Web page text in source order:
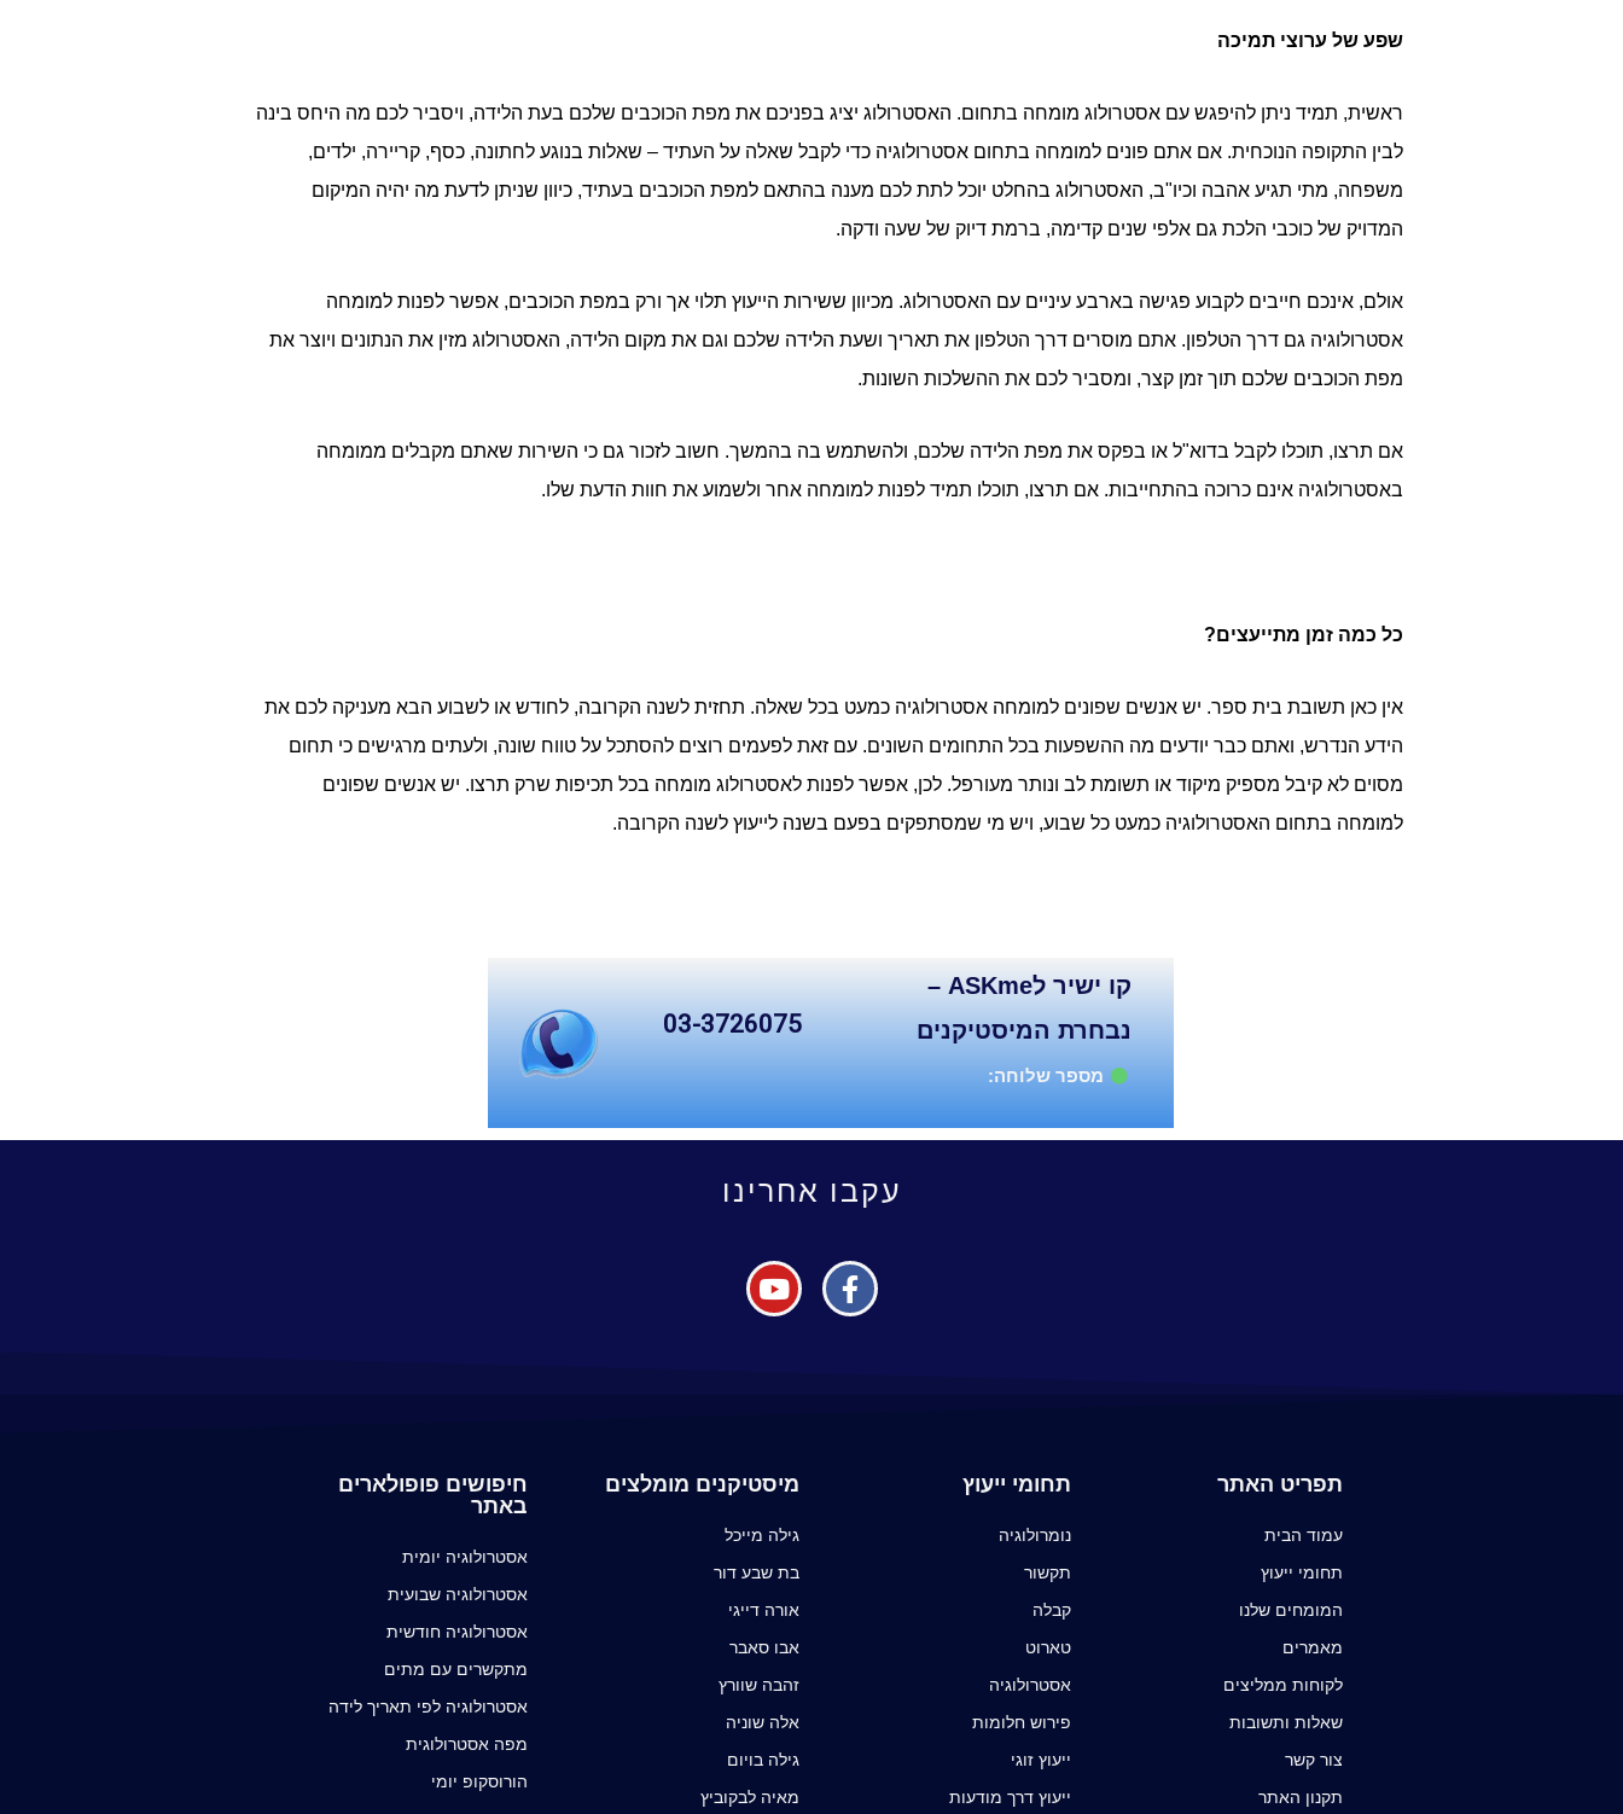
שפע של ערוצי תמיכה
ראשית, תמיד ניתן להיפגש עם אסטרולוג מומחה בתחום. האסטרולוג יציג בפניכם את מפת הכוכבים שלכם בעת הלידה, ויסביר לכם מה היחס בינה
לבין התקופה הנוכחית. אם אתם פונים למומחה בתחום אסטרולוגיה כדי לקבל שאלה על העתיד – שאלות בנוגע לחתונה, כסף, קריירה, ילדים,
משפחה, מתי תגיע אהבה וכיו"ב, האסטרולוג בהחלט יוכל לתת לכם מענה בהתאם למפת הכוכבים בעתיד, כיוון שניתן לדעת מה יהיה המיקום
המדויק של כוכבי הלכת גם אלפי שנים קדימה, ברמת דיוק של שעה ודקה.
אולם, אינכם חייבים לקבוע פגישה בארבע עיניים עם האסטרולוג. מכיוון ששירות הייעוץ תלוי אך ורק במפת הכוכבים, אפשר לפנות למומחה
אסטרולוגיה גם דרך הטלפון. אתם מוסרים דרך הטלפון את תאריך ושעת הלידה שלכם וגם את מקום הלידה, האסטרולוג מזין את הנתונים ויוצר את
מפת הכוכבים שלכם תוך זמן קצר, ומסביר לכם את ההשלכות השונות.
אם תרצו, תוכלו לקבל בדוא"ל או בפקס את מפת הלידה שלכם, ולהשתמש בה בהמשך. חשוב לזכור גם כי השירות שאתם מקבלים ממומחה
באסטרולוגיה אינם כרוכה בהתחייבות. אם תרצו, תוכלו תמיד לפנות למומחה אחר ולשמוע את חוות הדעת שלו.
כל כמה זמן מתייעצים?
אין כאן תשובת בית ספר. יש אנשים שפונים למומחה אסטרולוגיה כמעט בכל שאלה. תחזית לשנה הקרובה, לחודש או לשבוע הבא מעניקה לכם את
הידע הנדרש, ואתם כבר יודעים מה ההשפעות בכל התחומים השונים. עם זאת לפעמים רוצים להסתכל על טווח שונה, ולעתים מרגישים כי תחום
מסוים לא קיבל מספיק מיקוד או תשומת לב ונותר מעורפל. לכן, אפשר לפנות לאסטרולוג מומחה בכל תכיפות שרק תרצו. יש אנשים שפונים
למומחה בתחום האסטרולוגיה כמעט כל שבוע, ויש מי שמסתפקים בפעם בשנה לייעוץ לשנה הקרובה.
קו ישיר לASKme –
נבחרת המיסטיקנים
מספר שלוחה:
03-3726075
עקבו אחרינו
תפריט האתר
עמוד הבית
תחומי ייעוץ
המומחים שלנו
מאמרים
לקוחות ממליצים
שאלות ותשובות
צור קשר
תקנון האתר
תחומי ייעוץ
נומרולוגיה
תקשור
קבלה
טארוט
אסטרולוגיה
פירוש חלומות
ייעוץ זוגי
ייעוץ דרך מודעות
מיסטיקנים מומלצים
גילה מייכל
בת שבע דור
אורה דייגי
אבו סאבר
זהבה שוורץ
אלה שוניה
גילה בויום
מאיה לבקוביץ
חיפושים פופולארים
באתר
אסטרולוגיה יומית
אסטרולוגיה שבועית
אסטרולוגיה חודשית
מתקשרים עם מתים
אסטרולוגיה לפי תאריך לידה
מפה אסטרולוגית
הורוסקופ יומי